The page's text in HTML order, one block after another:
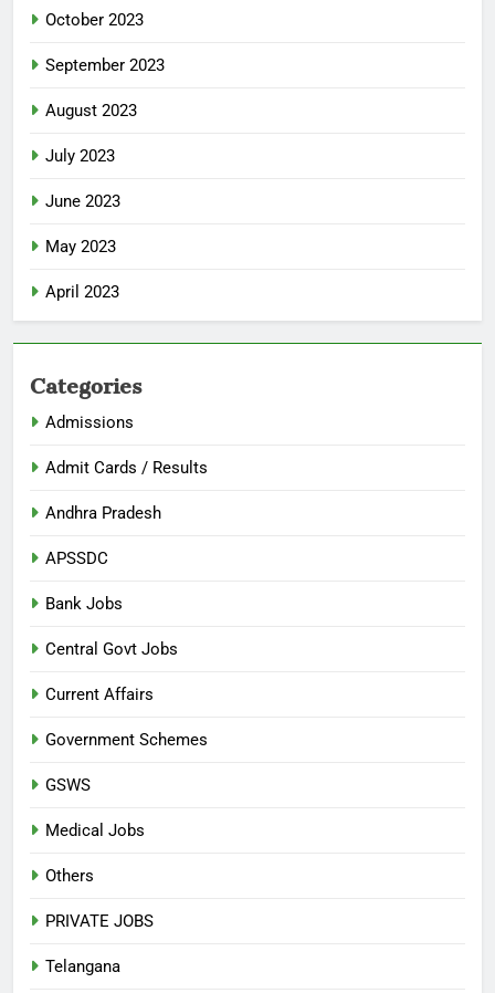
October 2023
September 2023
August 2023
July 2023
June 2023
May 2023
April 2023
Categories
Admissions
Admit Cards / Results
Andhra Pradesh
APSSDC
Bank Jobs
Central Govt Jobs
Current Affairs
Government Schemes
GSWS
Medical Jobs
Others
PRIVATE JOBS
Telangana